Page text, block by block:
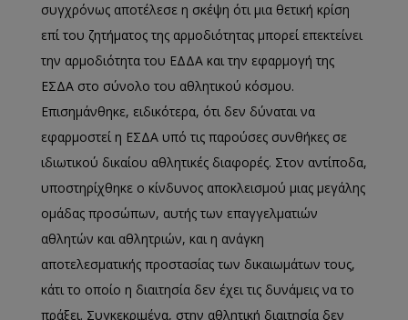
συγχρόνως αποτέλεσε η σκέψη ότι μια θετική κρίση
επί του ζητήματος της αρμοδιότητας μπορεί επεκτείνει
την αρμοδιότητα του ΕΔΔΑ και την εφαρμογή της
ΕΣΔΑ στο σύνολο του αθλητικού κόσμου.
Επισημάνθηκε, ειδικότερα, ότι δεν δύναται να
εφαρμοστεί η ΕΣΔΑ υπό τις παρούσες συνθήκες σε
ιδιωτικού δικαίου αθλητικές διαφορές. Στον αντίποδα,
υποστηρίχθηκε ο κίνδυνος αποκλεισμού μιας μεγάλης
ομάδας προσώπων, αυτής των επαγγελματιών
αθλητών και αθλητριών, και η ανάγκη
αποτελεσματικής προστασίας των δικαιωμάτων τους,
κάτι το οποίο η διαιτησία δεν έχει τις δυνάμεις να το
πράξει. Συγκεκριμένα, στην αθλητική διαιτησία δεν